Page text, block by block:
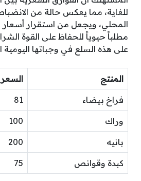
للغاية، مما يعكس حالة من
المحلي، ويجعل من استقرار أسعار
مطلباً حيوياً للحفاظ على القوة
على هذه السلع في وجباتها اليومية
المنتج السعر
فراخ بيضاء 81
وراك 100
بانيه 200
كبدة وقوانص 75